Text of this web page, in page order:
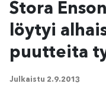
Stora
löytyi
puutteita
Julkaistu 2.9.2013